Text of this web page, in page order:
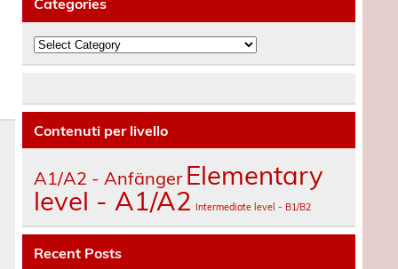
Categories
Contenuti per livello
A1/A2 - Anfänger Elementary
level - A1/A2 Intermediate level - B1/B2
Recent Posts